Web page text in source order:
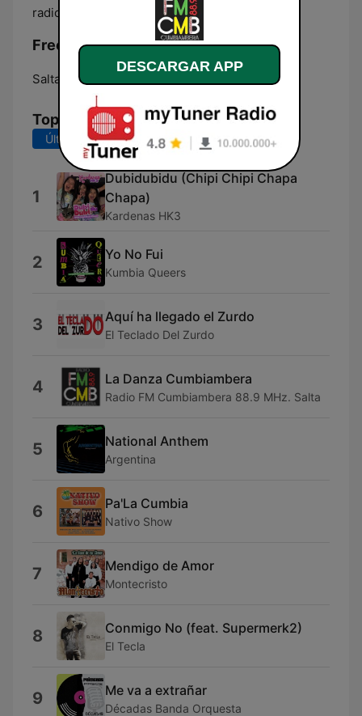
radio argentina.
Frecuencias Radio FM Cumbiambera:
Salta: 88.9 FM
Top Canciones
Últimos 7 días Últimos 30 días
1
Dubidubidu (Chipi Chipi Chapa
Chapa)
Kardenas HK3
2 Yo No Fui
Kumbia Queers
3 Aquí ha llegado el Zurdo
El Teclado Del Zurdo
4 La Danza Cumbiambera
Radio FM Cumbiambera 88.9 MHz. Salta
5 National Anthem
Argentina
6 Pa'La Cumbia
Nativo Show
7 Mendigo de Amor
Montecristo
8 Conmigo No (feat. Supermerk2)
El Tecla
9 Me va a extrañar
Décadas Banda Orquesta
DESCARGAR APP